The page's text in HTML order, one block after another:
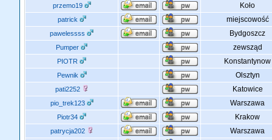
przemo19 Koło
patrick miejscowość
pawelessss Bydgoszcz
Pumper zewsząd
PIOTR Konstantynow
Pewnik Olsztyn
pati2252 Katowice
pio_trek123 Warszawa
Piotr34 Krakow
patrycja202 Warszawa